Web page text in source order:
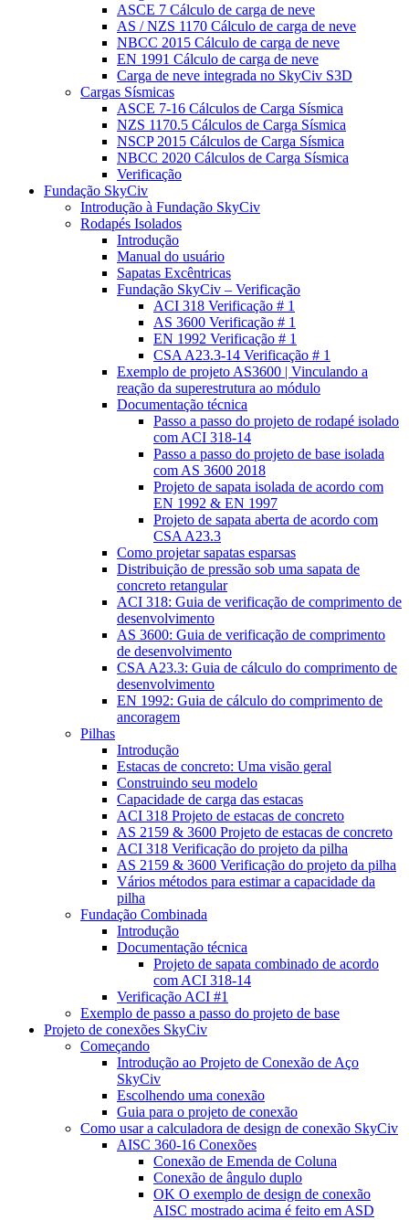
ASCE 7 Cálculo de carga de neve
AS / NZS 1170 Cálculo de carga de neve
NBCC 2015 Cálculo de carga de neve
EN 1991 Cálculo de carga de neve
Carga de neve integrada no SkyCiv S3D
Cargas Sísmicas
ASCE 7-16 Cálculos de Carga Sísmica
NZS 1170.5 Cálculos de Carga Sísmica
NSCP 2015 Cálculos de Carga Sísmica
NBCC 2020 Cálculos de Carga Sísmica
Verificação
Fundação SkyCiv
Introdução à Fundação SkyCiv
Rodapés Isolados
Introdução
Manual do usuário
Sapatas Excêntricas
Fundação SkyCiv – Verificação
ACI 318 Verificação # 1
AS 3600 Verificação # 1
EN 1992 Verificação # 1
CSA A23.3-14 Verificação # 1
Exemplo de projeto AS3600 | Vinculando a
reação da superestrutura ao módulo
Documentação técnica
Passo a passo do projeto de rodapé isolado
com ACI 318-14
Passo a passo do projeto de base isolada
com AS 3600 2018
Projeto de sapata isolada de acordo com
EN 1992 & EN 1997
Projeto de sapata aberta de acordo com
CSA A23.3
Como projetar sapatas esparsas
Distribuição de pressão sob uma sapata de
concreto retangular
ACI 318: Guia de verificação de comprimento de
desenvolvimento
AS 3600: Guia de verificação de comprimento
de desenvolvimento
CSA A23.3: Guia de cálculo do comprimento de
desenvolvimento
EN 1992: Guia de cálculo do comprimento de
ancoragem
Pilhas
Introdução
Estacas de concreto: Uma visão geral
Construindo seu modelo
Capacidade de carga das estacas
ACI 318 Projeto de estacas de concreto
AS 2159 & 3600 Projeto de estacas de concreto
ACI 318 Verificação do projeto da pilha
AS 2159 & 3600 Verificação do projeto da pilha
Vários métodos para estimar a capacidade da
pilha
Fundação Combinada
Introdução
Documentação técnica
Projeto de sapata combinado de acordo
com ACI 318-14
Verificação ACI #1
Exemplo de passo a passo do projeto de base
Projeto de conexões SkyCiv
Começando
Introdução ao Projeto de Conexão de Aço
SkyCiv
Escolhendo uma conexão
Guia para o projeto de conexão
Como usar a calculadora de design de conexão SkyCiv
AISC 360-16 Conexões
Conexão de Emenda de Coluna
Conexão de ângulo duplo
OK O exemplo de design de conexão
AISC mostrado acima é feito em ASD